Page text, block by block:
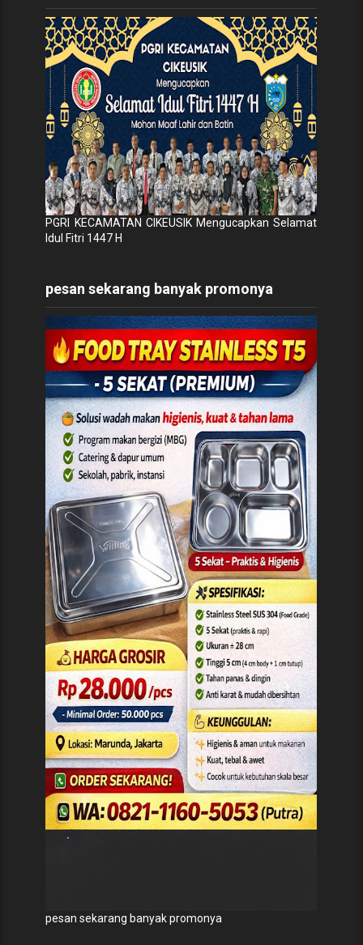
PGRI KECAMATAN CIKEUSIK Mengucapkan Selamat
Idul Fitri 1447 H
pesan sekarang banyak promonya
pesan sekarang banyak promonya